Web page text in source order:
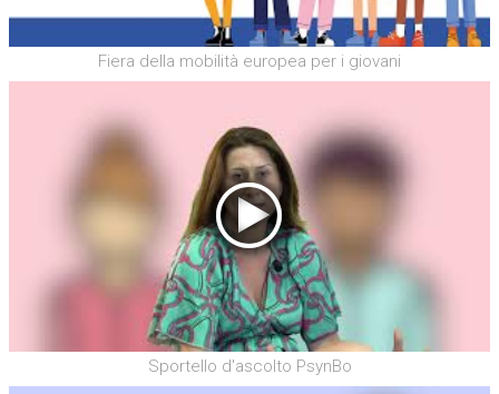
Fiera della mobilità europea per i giovani
Sportello d'ascolto PsynBo